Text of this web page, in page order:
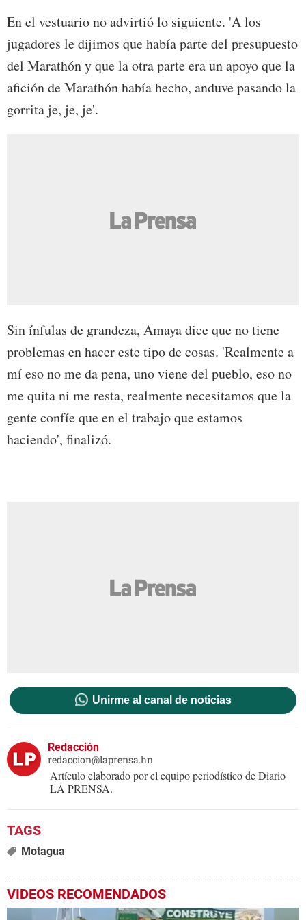
En el vestuario no advirtió lo siguiente. 'A los
jugadores le dijimos que había parte del presupuesto
del Marathón y que la otra parte era un apoyo que la
afición de Marathón había hecho, anduve pasando la
gorrita je, je, je'.
Sin ínfulas de grandeza, Amaya dice que no tiene
problemas en hacer este tipo de cosas. 'Realmente a
mí eso no me da pena, uno viene del pueblo, eso no
me quita ni me resta, realmente necesitamos que la
gente confíe que en el trabajo que estamos
haciendo', finalizó.
Unirme al canal de noticias
Redacción
redaccion@laprensa.hn
Artículo elaborado por el equipo periodístico de Diario
LA PRENSA.
Motagua
VIDEOS RECOMENDADOS